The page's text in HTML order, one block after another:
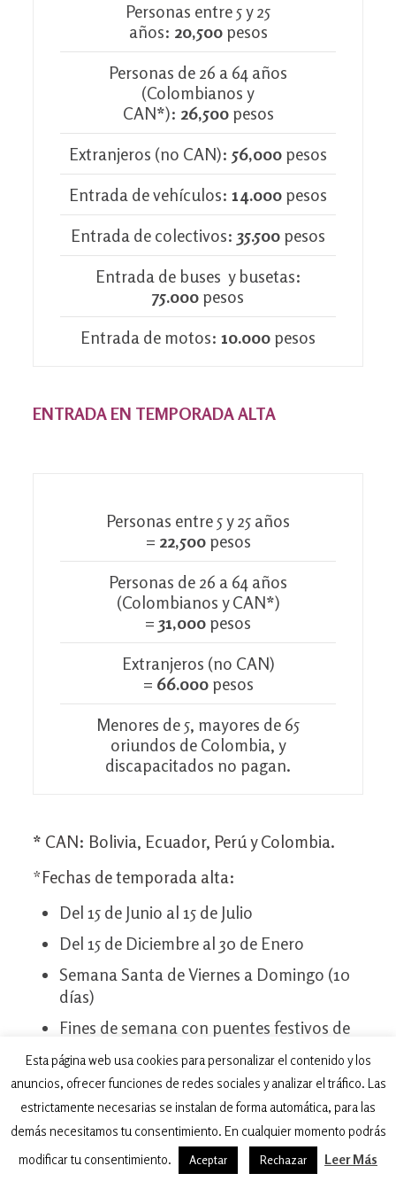
Personas entre 5 y 25
años: 20,500pesos
Personas de 26 a 64 años
(Colombianos y
CAN*): 26,500pesos
Extranjeros (no CAN): 56,000 pesos
Entrada de vehículos: 14.000 pesos
Entrada de colectivos: 35.500 pesos
Entrada de buses y busetas:
75.000 pesos
Entrada de motos: 10.000 pesos
ENTRADA EN TEMPORADA ALTA
Personas entre 5 y 25 años
= 22,500pesos
Personas de 26 a 64 años
(Colombianos y CAN*)
= 31,000 pesos
Extranjeros (no CAN)
= 66.000pesos
Menores de 5, mayores de 65
oriundos de Colombia, y
discapacitados no pagan.
* CAN: Bolivia, Ecuador, Perú y Colombia.
*Fechas de temporada alta:
Del 15 de Junio al 15 de Julio
Del 15 de Diciembre al 30 de Enero
Semana Santa de Viernes a Domingo (10
días)
Fines de semana con puentes festivos de
Viernes con salida Martes
OTROS PRECIOS
Comidas:
Desayunos desde 12.000 COP
Almuerzos y cenas desde 18.000 COP.
Esta página web usa cookies para personalizar el contenido y los
anuncios, ofrecer funciones de redes sociales y analizar el tráfico. Las
estrictamente necesarias se instalan de forma automática, para las
demás necesitamos tu consentimiento. En cualquier momento podrás
modificar tu consentimiento.
Aceptar Rechazar Leer Más